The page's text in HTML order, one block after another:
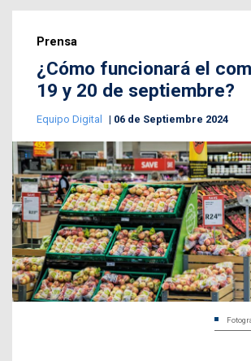
Prensa
¿Cómo funcionará el
19 y 20 de septiembre?
Equipo Digital 06 de Septiembre 2024